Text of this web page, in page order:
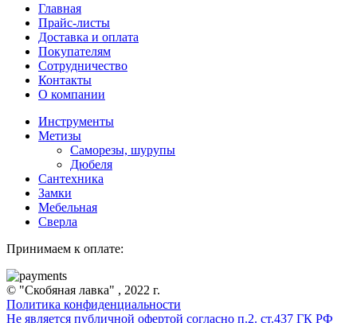
Главная
Прайс-листы
Доставка и оплата
Покупателям
Сотрудничество
Контакты
О компании
Инструменты
Метизы
Саморезы, шурупы
Дюбеля
Сантехника
Замки
Мебельная
Сверла
Принимаем к оплате:
© "Скобяная лавка" , 2022 г.
Политика конфиденциальности
Не является публичной офертой согласно п.2. ст.437 ГК РФ